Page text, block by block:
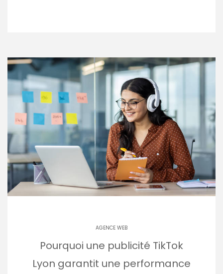
AGENCE WEB
Pourquoi une publicité TikTok
Lyon garantit une performance